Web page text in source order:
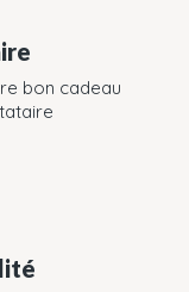
bon cadeau